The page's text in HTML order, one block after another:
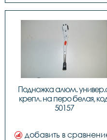
Подножка алюм.
крепл. на перо белая,
50157
добавить в